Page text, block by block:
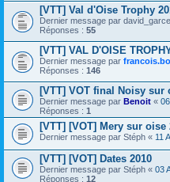
[VTT] Val d'Oise Trophy
Dernier message par
Réponses : 55
[VTT] VAL D'OISE
Dernier message par
Réponses : 146
[VTT] VOT final Noisy sur
Dernier message par Benoit «
Réponses : 1
[VTT] [VOT] Mery sur oise
Dernier message par Stéph « 11
[VTT] [VOT] Dates 2010
Dernier message par Stéph « 03
Réponses : 12